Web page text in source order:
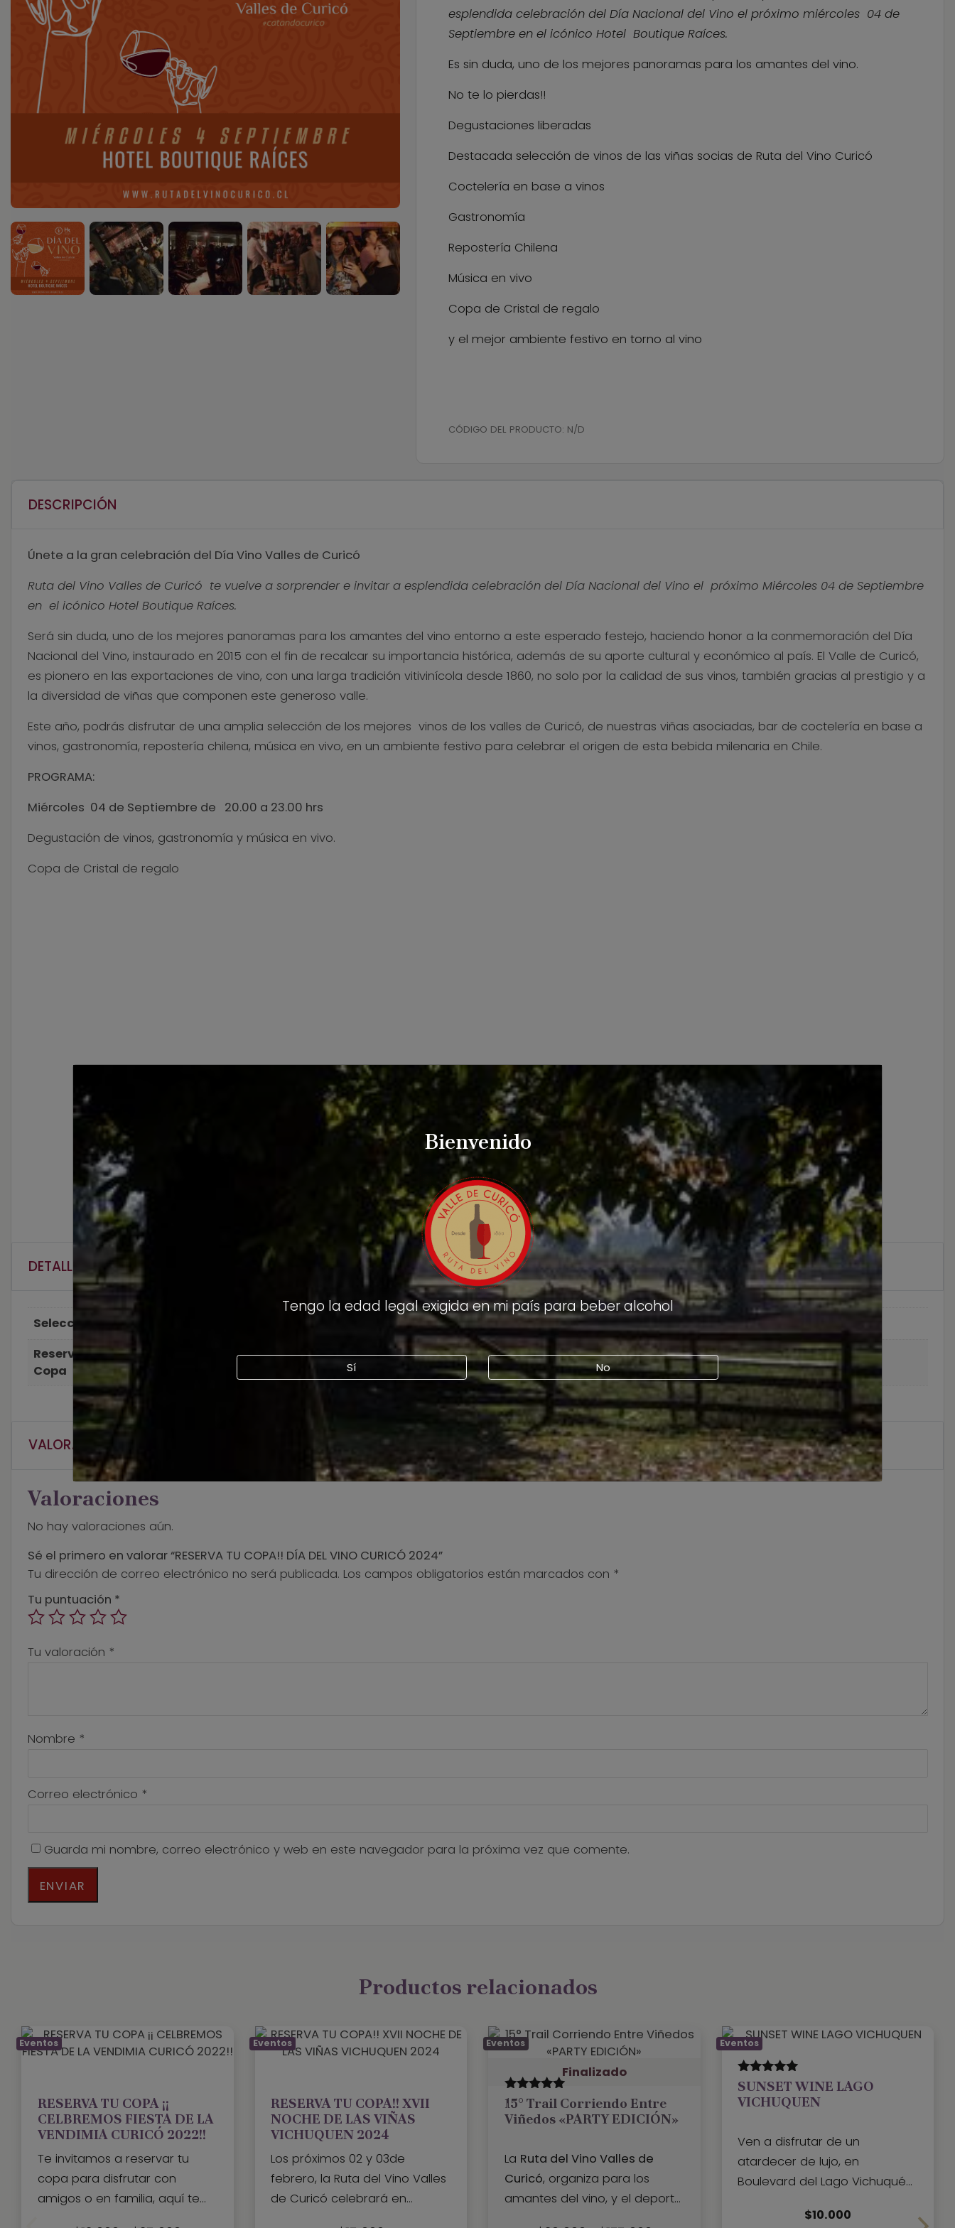
Bienvenido
Tengo la edad legal exigida en mi país para beber alcohol
Sí No
esplendida celebración del Día Nacional del Vino el próximo miércoles 04 de
Septiembre en el icónico Hotel Boutique Raíces.
Es sin duda, uno de los mejores panoramas para los amantes del vino.
No te lo pierdas!!
Degustaciones liberadas
Destacada selección de vinos de las viñas socias de Ruta del Vino Curicó
Coctelería en base a vinos
Gastronomía
Repostería Chilena
Música en vivo
Copa de Cristal de regalo
y el mejor ambiente festivo en torno al vino
CÓDIGO DEL PRODUCTO: N/D
DESCRIPCIÓN
Únete a la gran celebración del Día Vino Valles de Curicó
Ruta del Vino Valles de Curicó te vuelve a sorprender e invitar a esplendida celebración del Día Nacional del Vino el próximo Miércoles 04 de Septiembre
en el icónico Hotel Boutique Raíces.
Será sin duda, uno de los mejores panoramas para los amantes del vino entorno a este esperado festejo, haciendo honor a la conmemoración del Día
Nacional del Vino, instaurado en 2015 con el fin de recalcar su importancia histórica, además de su aporte cultural y económico al país. El Valle de Curicó,
es pionero en las exportaciones de vino, con una larga tradición vitivinícola desde 1860, no solo por la calidad de sus vinos, también gracias al prestigio y a
la diversidad de viñas que componen este generoso valle.
Este año, podrás disfrutar de una amplia selección de los mejores vinos de los valles de Curicó, de nuestras viñas asociadas, bar de coctelería en base a
vinos, gastronomía, repostería chilena, música en vivo, en un ambiente festivo para celebrar el origen de esta bebida milenaria en Chile.
PROGRAMA:
Miércoles 04 de Septiembre de 20.00 a 23.00 hrs
Degustación de vinos, gastronomía y música en vivo.
Copa de Cristal de regalo
DETALLES
Seleccione día
Reserva Tu
Copa
VALORACIONES (0)
Valoraciones
No hay valoraciones aún.
Sé el primero en valorar “RESERVA TU COPA!! DÍA DEL VINO CURICÓ 2024”
Tu dirección de correo electrónico no será publicada. Los campos obligatorios están marcados con *
Tu puntuación *
Tu valoración *
Nombre *
Correo electrónico *
Guarda mi nombre, correo electrónico y web en este navegador para la próxima vez que comente.
Productos relacionados
Eventos
RESERVA TU COPA ¡¡
CELBREMOS FIESTA DE LA
VENDIMIA CURICÓ 2022!!
Te invitamos a reservar tu
copa para disfrutar con
amigos o en familia, aquí te
Eventos
RESERVA TU COPA!! XVII
NOCHE DE LAS VIÑAS
VICHUQUEN 2024
Los próximos 02 y 03de
febrero, la Ruta del Vino Valles
de Curicó celebrará en
Eventos
Finalizado
5.00 out of
5
15° Trail Corriendo Entre
Viñedos «PARTY EDICIÓN»
La Ruta del Vino Valles de
Curicó, organiza para los
amantes del vino, y el deporte,
Eventos
5.00out of
5
SUNSET WINE LAGO
VICHUQUEN
Ven a disfrutar de un
atardecer de lujo, en
Boulevard del Lago Vichuquén,
selección de vinos y
mejores sabores con vista al
$10.000